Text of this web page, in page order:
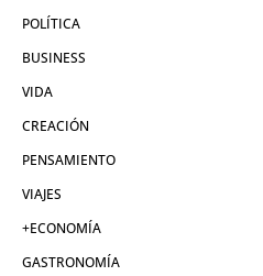
POLÍTICA
BUSINESS
VIDA
CREACIÓN
PENSAMIENTO
VIAJES
+ECONOMÍA
GASTRONOMÍA